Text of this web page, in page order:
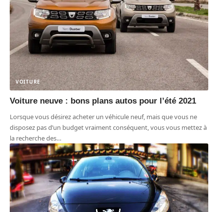
VOITURE
Voiture neuve : bons plans autos pour l’été 2021
Lorsque vous désirez acheter un véhicule neuf, mais que vous ne
disposez pas d’un budget vraiment conséquent, vous vous mettez à
la recherche des…